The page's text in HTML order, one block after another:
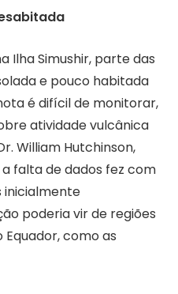
Ilha Simushir, parte das
e pouco habitada
é difícil de monitorar,
atividade vulcânica
William Hutchinson,
falta de dados fez com
inicialmente
poderia vir de regiões
Equador, como as